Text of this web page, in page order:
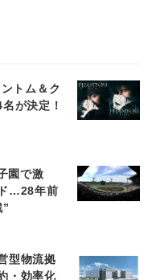
トム＆ク
が決定！
園で激
…28年前
型物流拠
・効率化